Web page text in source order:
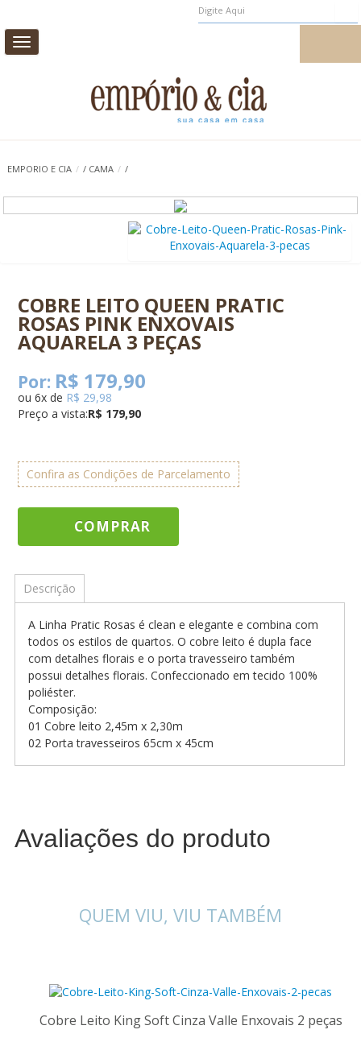
Toggle
navigation
CASA E DECORAÇÃO
AROMAS DE AMBIENTE
EMPORIO E CIA / / CAMA / /
COBRE LEITO QUEEN PRATIC
ROSAS PINK ENXOVAIS
AQUARELA 3 PEÇAS
Por: R$ 179,90
ou6x de R$ 29,98
Preço a vista:R$ 179,90
Confira as Condições de Parcelamento
COMPRAR
Descrição
A Linha Pratic Rosas é clean e elegante e combina com
todos os estilos de quartos. O cobre leito é dupla face
com detalhes florais e o porta travesseiro também
possui detalhes florais. Confeccionado em tecido 100%
poliéster.
Composição:
01 Cobre leito 2,45m x 2,30m
02 Porta travesseiros 65cm x 45cm
Avaliações do produto
QUEM VIU, VIU TAMBÉM
Cobre Leito King Soft Cinza Valle Enxovais 2 peças